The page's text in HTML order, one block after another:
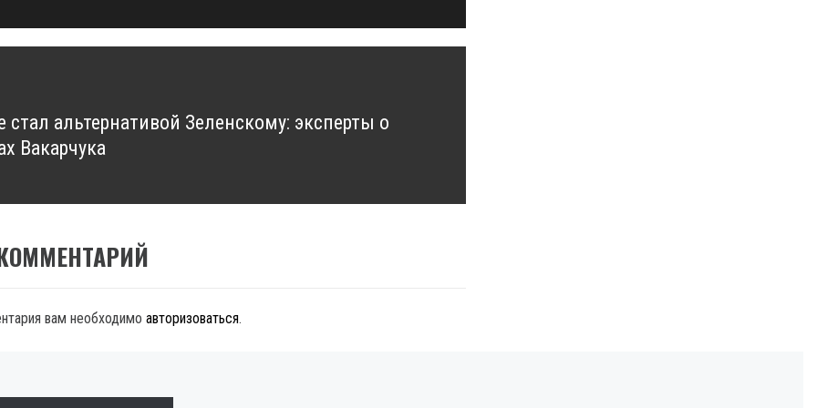
стал альтернативой Зеленскому: эксперты о
Вакарчука
вам необходимо авторизоваться.